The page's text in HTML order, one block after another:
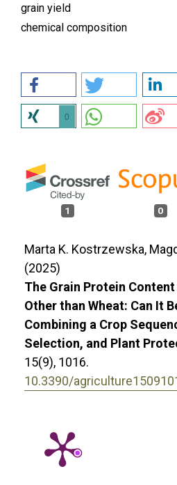
grain yield
chemical composition
0
1 0
Marta K. Kostrzewska,
(2025)
The Grain Protein
Other than Wheat: Can It
Combining a Crop
Selection, and Plant
15(9), 1016.
10.3390/